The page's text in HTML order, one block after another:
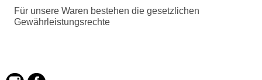
Henkel
Schulterriemen
Für unsere Waren bestehen die gesetzlichen
Gewährleistungsrechte